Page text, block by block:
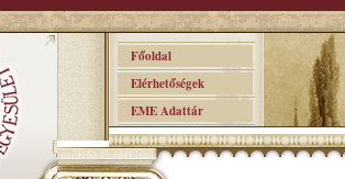
Főoldal
Elérhetőségek
EME Adattár